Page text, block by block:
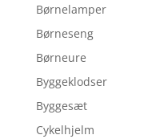
Børnelamper
Børneseng
Børneure
Byggeklodser
Byggesæt
Cykelhjelm